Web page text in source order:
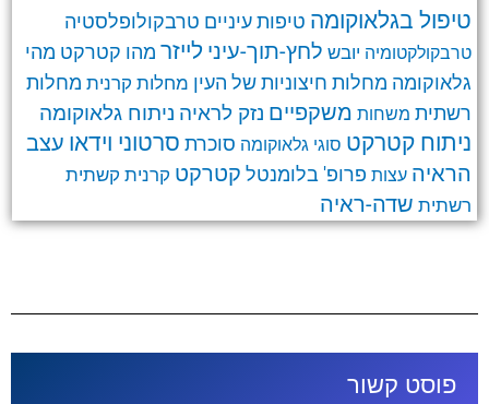
טיפול בגלאוקומה טיפות עיניים טרבקולופלסטיה
טרבקולקטומיה יובש לחץ-תוך-עיני לייזר מהו קטרקט מהי
גלאוקומה מחלות חיצוניות של העין מחלות קרנית מחלות
רשתית משחות משקפיים נזק לראיה ניתוח גלאוקומה
ניתוח קטרקט סוגי גלאוקומה סוכרת סרטוני וידאו עצב
הראיה עצות פרופ' בלומנטל קטרקט קרנית קשתית
רשתית שדה-ראיה
פוסט קשור